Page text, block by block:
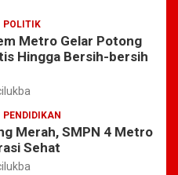
POLITIK
Metro Gelar Potong
Hingga Bersih-bersih
PENDIDIKAN
Merah, SMPN 4 Metro
Sehat